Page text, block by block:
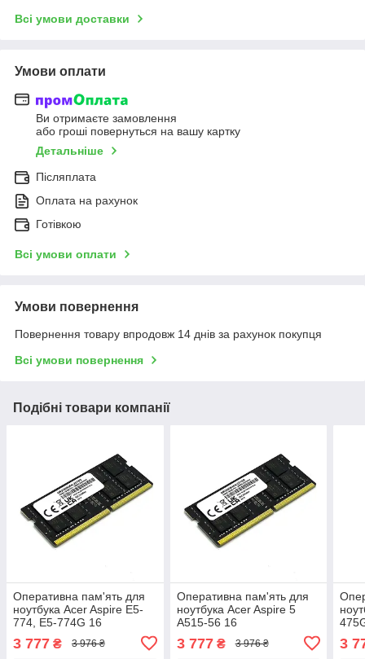
Всі умови доставки
Умови оплати
Ви отримаєте замовлення
або гроші повернуться на вашу картку
Детальніше
Післяплата
Оплата на рахунок
Готівкою
Всі умови оплати
Умови повернення
Повернення товару впродовж 14 днів за рахунок покупця
Всі умови повернення
Подібні товари компанії
Оперативна пам'ять для
ноутбука Acer Aspire E5-
774, E5-774G 16
3 777 ₴ 3 976 ₴
Оперативна пам'ять для
ноутбука Acer Aspire 5
A515-56 16
3 777₴ 3 976 ₴ 3